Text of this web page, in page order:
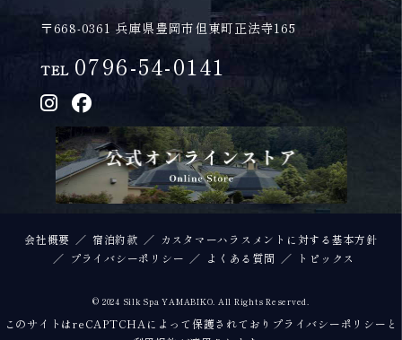
〒668-0361 兵庫県豊岡市但東町正法寺165
TEL 0796-54-0141
会社概要 宿泊約款
カスタマーハラスメントに対する基本方針
プライバシーポリシー
よくある質問 トピックス
© 2024 Silk Spa YAMABIKO. All Rights Reserved.
このサイトはreCAPTCHAによって保護されており プライバシーポリシー と